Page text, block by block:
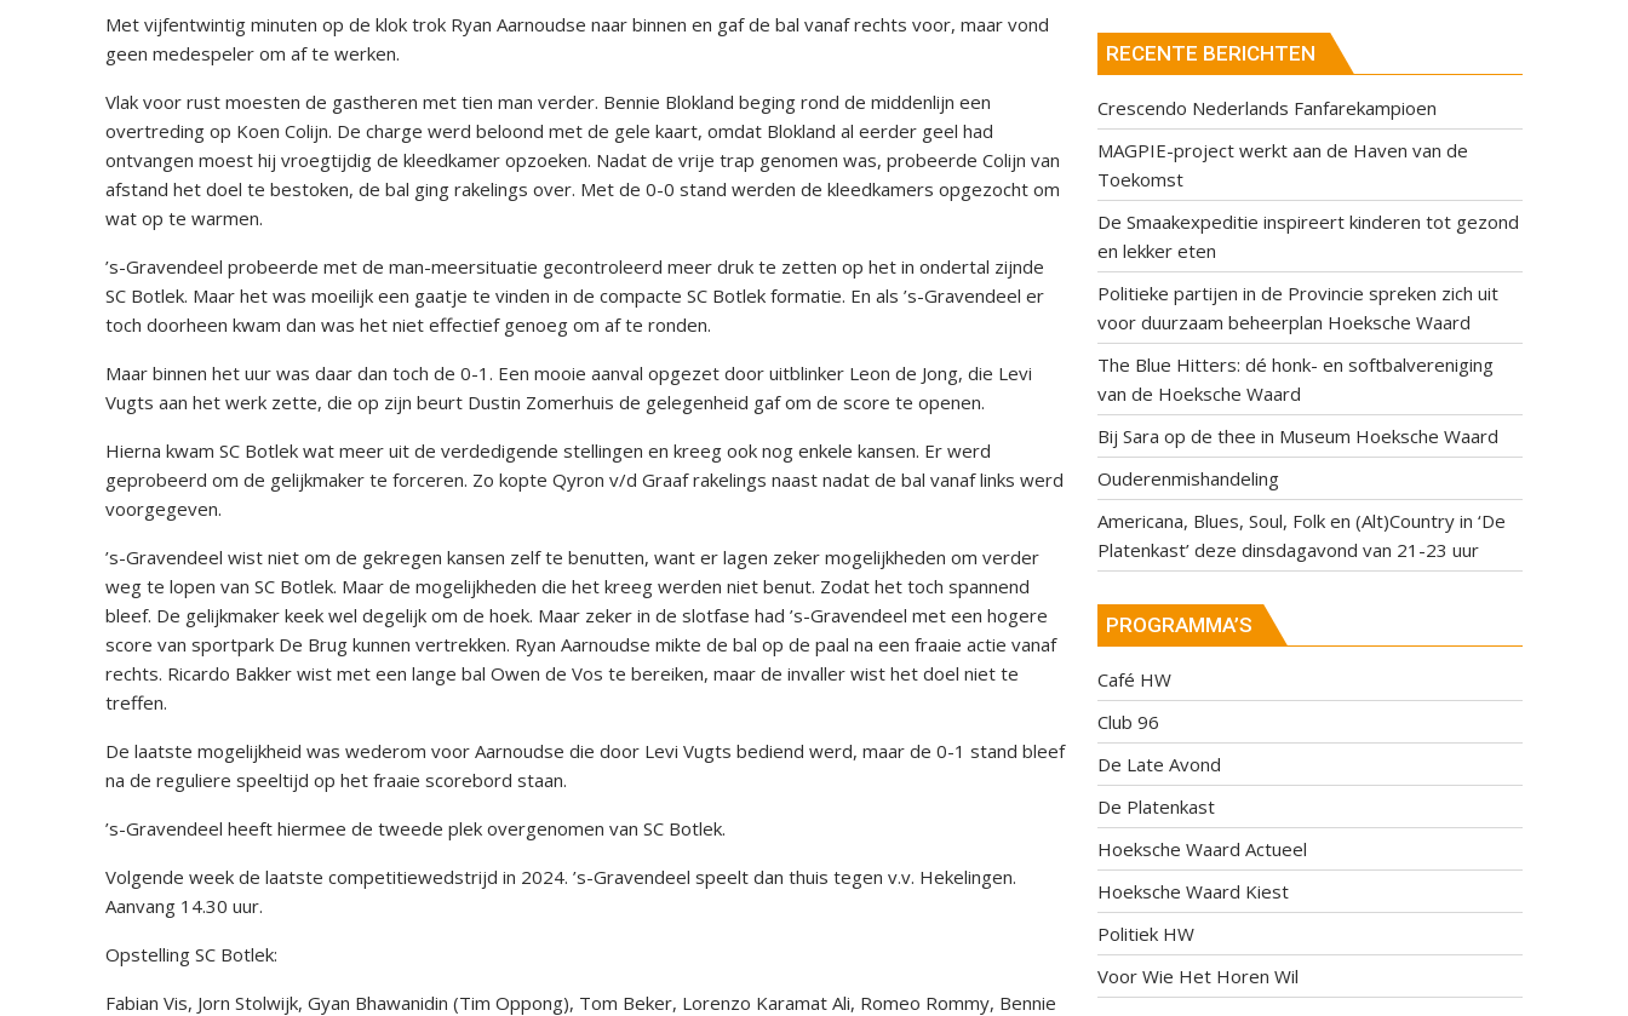
Met vijfentwintig minuten op de klok trok Ryan Aarnoudse naar binnen en gaf de bal vanaf rechts voor, maar vond
geen medespeler om af te werken.
Vlak voor rust moesten de gastheren met tien man verder. Bennie Blokland beging rond de middenlijn een
overtreding op Koen Colijn. De charge werd beloond met de gele kaart, omdat Blokland al eerder geel had
ontvangen moest hij vroegtijdig de kleedkamer opzoeken. Nadat de vrije trap genomen was, probeerde Colijn van
afstand het doel te bestoken, de bal ging rakelings over. Met de 0-0 stand werden de kleedkamers opgezocht om
wat op te warmen.
’s-Gravendeel probeerde met de man-meersituatie gecontroleerd meer druk te zetten op het in ondertal zijnde
SC Botlek. Maar het was moeilijk een gaatje te vinden in de compacte SC Botlek formatie. En als ’s-Gravendeel er
toch doorheen kwam dan was het niet effectief genoeg om af te ronden.
Maar binnen het uur was daar dan toch de 0-1. Een mooie aanval opgezet door uitblinker Leon de Jong, die Levi
Vugts aan het werk zette, die op zijn beurt Dustin Zomerhuis de gelegenheid gaf om de score te openen.
Hierna kwam SC Botlek wat meer uit de verdedigende stellingen en kreeg ook nog enkele kansen. Er werd
geprobeerd om de gelijkmaker te forceren. Zo kopte Qyron v/d Graaf rakelings naast nadat de bal vanaf links werd
voorgegeven.
’s-Gravendeel wist niet om de gekregen kansen zelf te benutten, want er lagen zeker mogelijkheden om verder
weg te lopen van SC Botlek. Maar de mogelijkheden die het kreeg werden niet benut. Zodat het toch spannend
bleef. De gelijkmaker keek wel degelijk om de hoek. Maar zeker in de slotfase had ’s-Gravendeel met een hogere
score van sportpark De Brug kunnen vertrekken. Ryan Aarnoudse mikte de bal op de paal na een fraaie actie vanaf
rechts. Ricardo Bakker wist met een lange bal Owen de Vos te bereiken, maar de invaller wist het doel niet te
treffen.
De laatste mogelijkheid was wederom voor Aarnoudse die door Levi Vugts bediend werd, maar de 0-1 stand bleef
na de reguliere speeltijd op het fraaie scorebord staan.
’s-Gravendeel heeft hiermee de tweede plek overgenomen van SC Botlek.
Volgende week de laatste competitiewedstrijd in 2024. ’s-Gravendeel speelt dan thuis tegen v.v. Hekelingen.
Aanvang 14.30 uur.
Opstelling SC Botlek:
Fabian Vis, Jorn Stolwijk, Gyan Bhawanidin (Tim Oppong), Tom Beker, Lorenzo Karamat Ali, Romeo Rommy, Bennie
RECENTE BERICHTEN
Crescendo Nederlands Fanfarekampioen
MAGPIE-project werkt aan de Haven van de
Toekomst
De Smaakexpeditie inspireert kinderen tot gezond
en lekker eten
Politieke partijen in de Provincie spreken zich uit
voor duurzaam beheerplan Hoeksche Waard
The Blue Hitters: dé honk- en softbalvereniging
van de Hoeksche Waard
Bij Sara op de thee in Museum Hoeksche Waard
Ouderenmishandeling
Americana, Blues, Soul, Folk en (Alt)Country in ‘De
Platenkast’ deze dinsdagavond van 21-23 uur
PROGRAMMA’S
Café HW
Club 96
De Late Avond
De Platenkast
Hoeksche Waard Actueel
Hoeksche Waard Kiest
Politiek HW
Voor Wie Het Horen Wil